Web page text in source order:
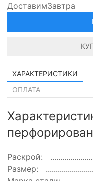
ДоставимЗавтра
ХАРАКТЕРИСТИКИ
ОПЛАТА
Раскрой:
Размер: